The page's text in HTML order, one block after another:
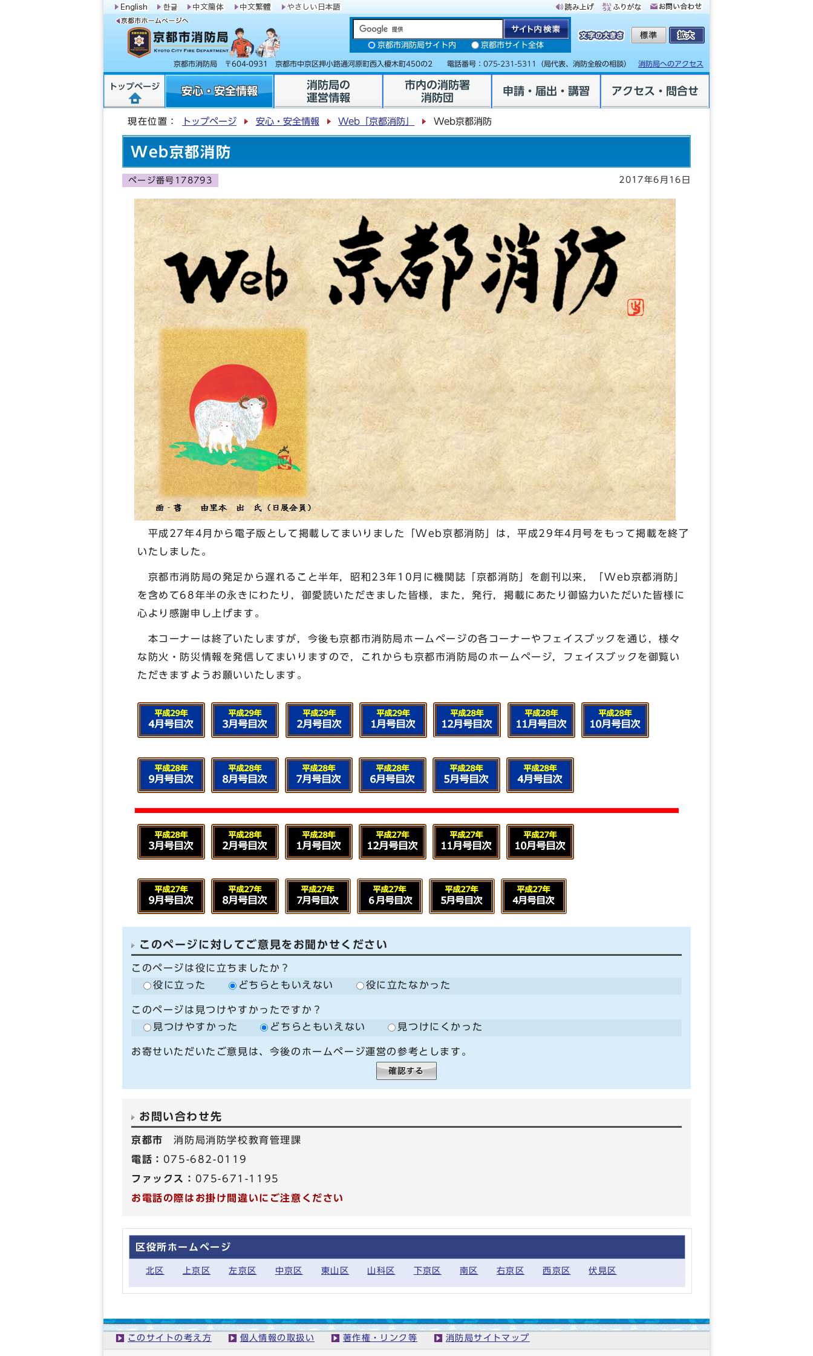
京都市消防局サイト内 京都市サイト全体
京都市消防局 〒604-0931 京都市中京区押小路通河原町西入榎木町450の2 電話番号： 075-231-5311 （局代表、消防全般の相談） 消防局へのアクセス
トップページ 安心・安全情報
消防局の
運営情報
市内の消防署
消防団
申請・届出・講習 アクセス・問合せ
現在位置： トップページ 安心・安全情報 Web「京都消防」 Web京都消防
Web京都消防
ページ番号178793 2017年6月16日
平成27年4月から電子版として掲載してまいりました「Web京都消防」は，平成29年4月号をもって掲載を終了
いたしました。
京都市消防局の発足から遅れること半年，昭和23年10月に機関誌「京都消防」を創刊以来，「Web京都消防」
を含めて68年半の永きにわたり，御愛読いただきました皆様，また，発行，掲載にあたり御協力いただいた皆様に
心より感謝申し上げます。
本コーナーは終了いたしますが，今後も京都市消防局ホームページの各コーナーやフェイスブックを通じ，様々
な防火・防災情報を発信してまいりますので，これからも京都市消防局のホームページ，フェイスブックを御覧い
ただきますようお願いいたします。
このページに対してご意見をお聞かせください
このページは役に立ちましたか？
役に立った
どちらともいえない 役に立たなかった
このページは見つけやすかったですか？
見つけやすかった
どちらともいえない 見つけにくかった
お寄せいただいたご意見は、今後のホームページ運営の参考とします。
お問い合わせ先
京都市消防局消防学校教育管理課
電話： 075-682-0119
ファックス： 075-671-1195
お電話の際はお掛け間違いにご注意ください
区役所ホームページ
北区 上京区 左京区 中京区 東山区 山科区 下京区 南区 右京区 西京区 伏見区
このサイトの考え方 個人情報の取扱い 著作権・リンク等 消防局サイトマップ